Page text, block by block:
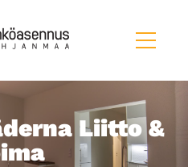
Liitto &